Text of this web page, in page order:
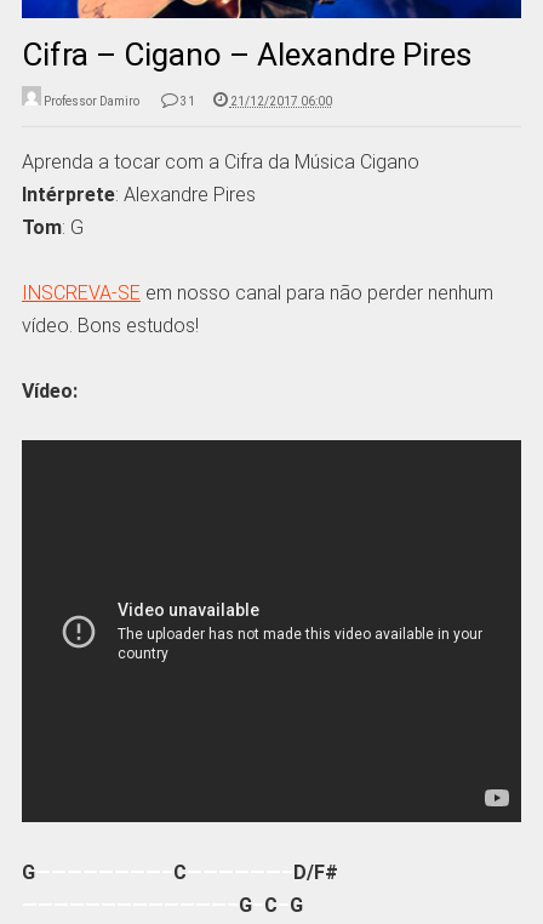
Cifra – Cigano – Alexandre Pires
Professor Damiro 31 21/12/2017 06:00
Aprenda a tocar com a Cifra da Música Cigano
Intérprete: Alexandre Pires
Tom: G
INSCREVA-SE em nosso canal para não perder nenhum
vídeo. Bons estudos!
Vídeo:
G————————– C
D/F#
G– C
G